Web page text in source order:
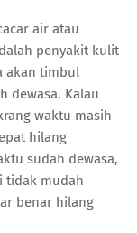
air atau
penyakit kulit
akan timbul
dewasa. Kalau
waktu masih
hilang
sudah dewasa,
tidak mudah
benar hilang